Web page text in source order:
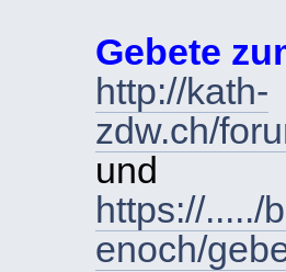
Gebete
http://kath-
zdw.ch/
und
https://...../
enoch/